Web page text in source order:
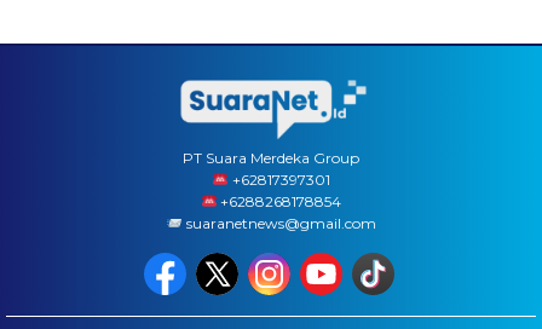
PT Suara Merdeka Group
‪+62817397301
+6288268178854
suaranetnews@gmail.com